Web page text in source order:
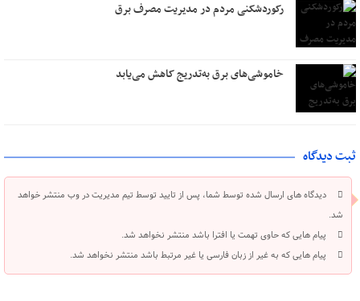
رکوردشکنی مردم در مدیریت مصرف برق
خاموشی‌های برق به‌تدریج کاهش می‌یابد
ثبت دیدگاه
دیدگاه های ارسال شده توسط شما، پس از تایید توسط تیم مدیریت در وب منتشر خواهد
شد.
پیام هایی که حاوی تهمت یا افترا باشد منتشر نخواهد شد.
پیام هایی که به غیر از زبان فارسی یا غیر مرتبط باشد منتشر نخواهد شد.